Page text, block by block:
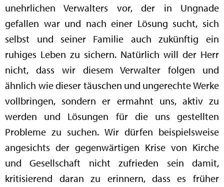
unehrlichen Verwalters vor, der in Ungnade
gefallen war und nach einer Lösung sucht, sich
selbst und seiner Familie auch zukünftig ein
ruhiges Leben zu sichern. Natürlich will der Herr
nicht, dass wir diesem Verwalter folgen und
ähnlich wie dieser täuschen und ungerechte Werke
vollbringen, sondern er ermahnt uns, aktiv zu
werden und Lösungen für die uns gestellten
Probleme zu suchen. Wir dürfen beispielsweise
angesichts der gegenwärtigen Krise von Kirche
und Gesellschaft nicht zufrieden sein damit,
kritisierend daran zu erinnern, dass es früher